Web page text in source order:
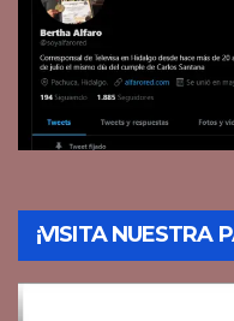
¡VISITA NUESTRA